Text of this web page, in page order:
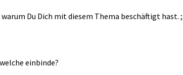
Du Dich mit diesem Thema beschäftigt hast.
einbinde?